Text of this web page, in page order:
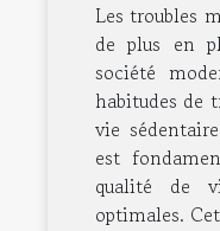
Les troubles
de plus en
société
habitudes de
vie
est
qualité de
optimales.